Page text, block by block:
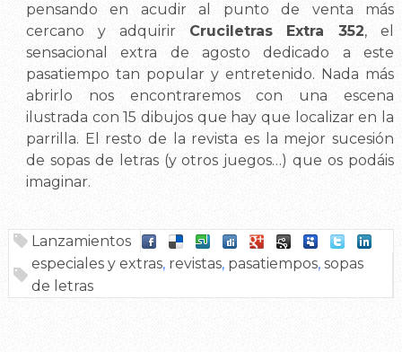
pensando en acudir al punto de venta más
cercano y adquirir Cruciletras Extra 352, el
sensacional extra de agosto dedicado a este
pasatiempo tan popular y entretenido. Nada más
abrirlo nos encontraremos con una escena
ilustrada con 15 dibujos que hay que localizar en la
parrilla. El resto de la revista es la mejor sucesión
de sopas de letras (y otros juegos…) que os podáis
imaginar.
Lanzamientos
especiales y extras, revistas, pasatiempos, sopas
de letras